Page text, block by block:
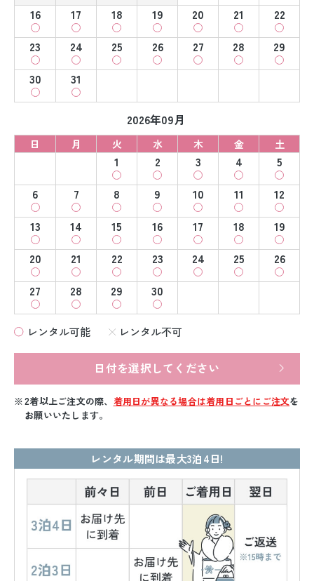
16
17 18 19 20 21
22
23
24 25 26 27 28
29
30
31
2026年09月
日 月 火 水 木 金 土
1 2 3 4
5
6
7 8 9 10 11
12
13
14 15 16 17 18
19
20
21 22 23 24 25
26
27
28 29 30
レンタル可能 レンタル不可
日付を選択してください
2着以上ご注文の際、 着用日が異なる場合は着用日ごとにご注文を
お願いいたします。
レンタル期間は最大3泊4日!